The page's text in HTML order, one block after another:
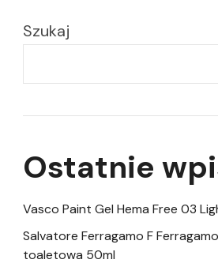
Szukaj
Ostatnie
Vasco Paint Gel Hema Free 03
Salvatore Ferragamo F
toaletowa 50ml